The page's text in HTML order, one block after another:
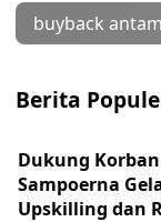
buyback
Berita
Dukung
Sampoerna
Upskilling dan